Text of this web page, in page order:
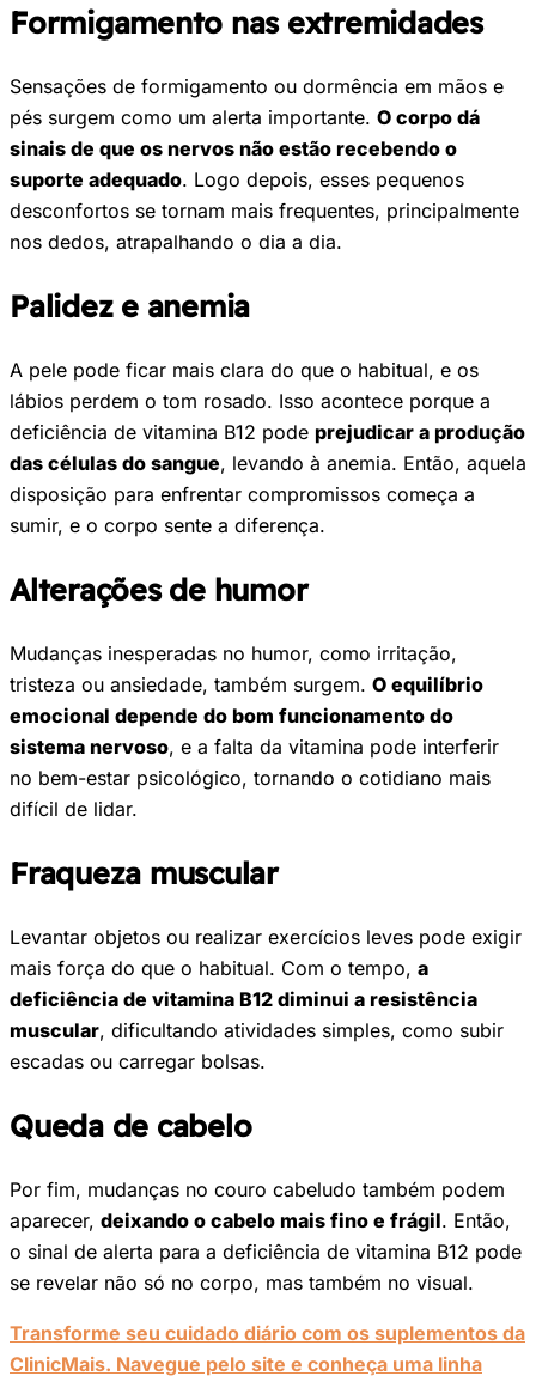
Formigamento nas extremidades
Sensações de formigamento ou dormência em mãos e
pés surgem como um alerta importante. O corpo dá
sinais de que os nervos não estão recebendo o
suporte adequado. Logo depois, esses pequenos
desconfortos se tornam mais frequentes, principalmente
nos dedos, atrapalhando o dia a dia.
Palidez e anemia
A pele pode ficar mais clara do que o habitual, e os
lábios perdem o tom rosado. Isso acontece porque a
deficiência de vitamina B12 pode prejudicar a produção
das células do sangue, levando à anemia. Então, aquela
disposição para enfrentar compromissos começa a
sumir, e o corpo sente a diferença.
Alterações de humor
Mudanças inesperadas no humor, como irritação,
tristeza ou ansiedade, também surgem. O equilíbrio
emocional depende do bom funcionamento do
sistema nervoso, e a falta da vitamina pode interferir
no bem-estar psicológico, tornando o cotidiano mais
difícil de lidar.
Fraqueza muscular
Levantar objetos ou realizar exercícios leves pode exigir
mais força do que o habitual. Com o tempo, a
deficiência de vitamina B12 diminui a resistência
muscular, dificultando atividades simples, como subir
escadas ou carregar bolsas.
Queda de cabelo
Por fim, mudanças no couro cabeludo também podem
aparecer, deixando o cabelo mais fino e frágil. Então,
o sinal de alerta para a deficiência de vitamina B12 pode
se revelar não só no corpo, mas também no visual.
Transforme seu cuidado diário com os suplementos da
ClinicMais. Navegue pelo site e conheça uma linha